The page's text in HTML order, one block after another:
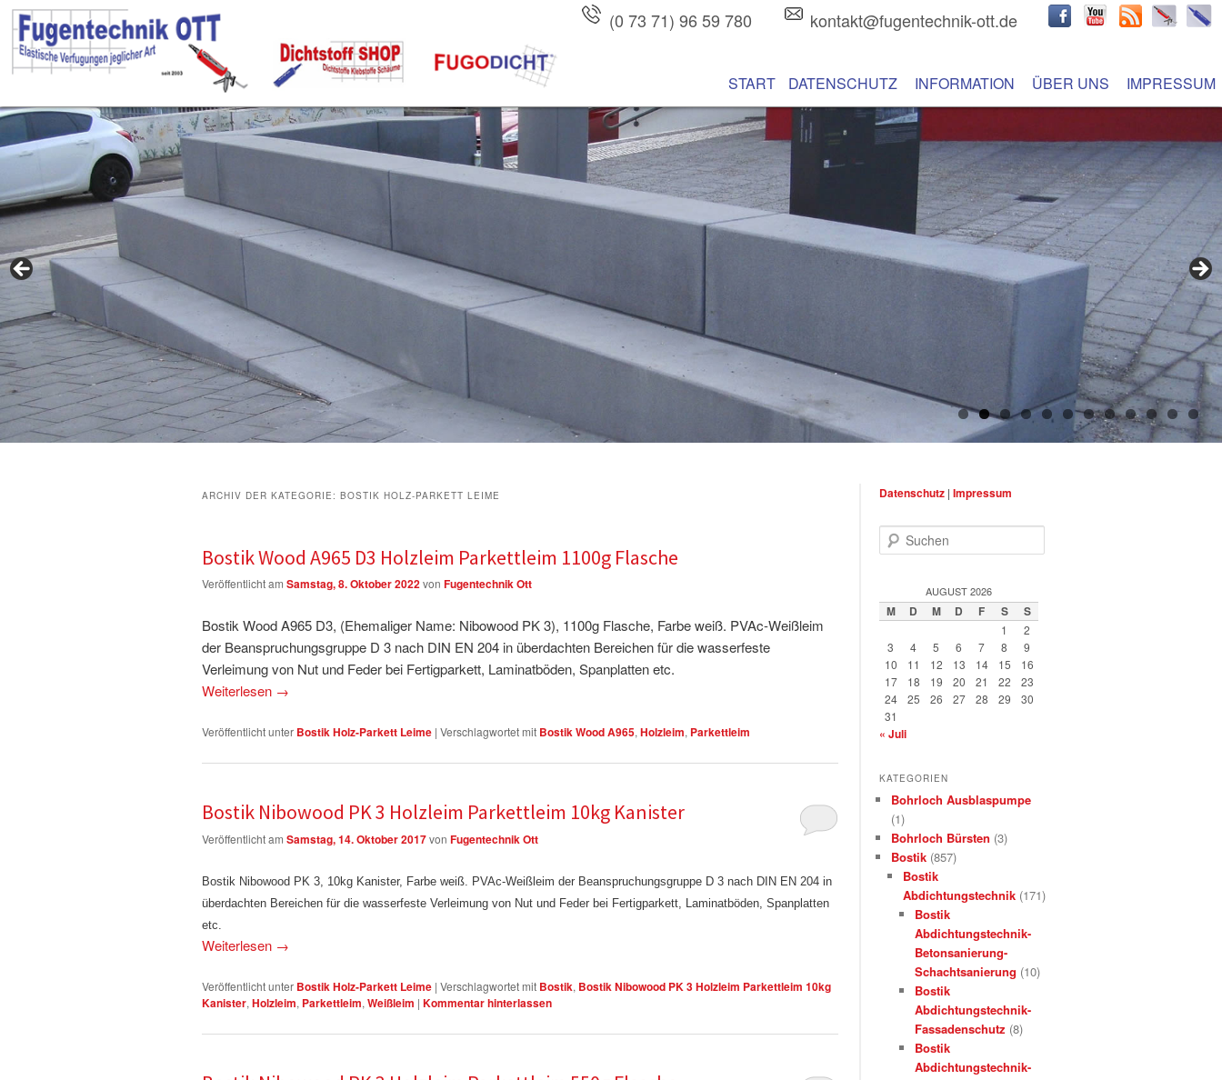
(0 73 71) 96 59 780 kontakt@fugentechnik-ott.de
Hauptmenü
Zum Inhalt wechseln
Zum sekundären Inhalt wechseln
START DATENSCHUTZ INFORMATION ÜBER UNS IMPRESSUM
ARCHIV DER KATEGORIE: BOSTIK HOLZ-PARKETT LEIME
Bostik Wood A965 D3 Holzleim Parkettleim 1100g Flasche
Veröffentlicht am Samstag, 8. Oktober 2022von Fugentechnik Ott
Bostik Wood A965 D3, (Ehemaliger Name: Nibowood PK 3), 1100g Flasche, Farbe weiß. PVAc-Weißleim
der Beanspruchungsgruppe D 3 nach DIN EN 204 in überdachten Bereichen für die wasserfeste
Verleimung von Nut und Feder bei Fertigparkett, Laminatböden, Spanplatten etc.
Weiterlesen →
Veröffentlicht unter Bostik Holz-Parkett Leime | Verschlagwortet mit Bostik Wood A965, Holzleim, Parkettleim
Bostik Nibowood PK 3 Holzleim Parkettleim 10kg Kanister
Veröffentlicht am Samstag, 14. Oktober 2017von Fugentechnik Ott
Bostik Nibowood PK 3, 10kg Kanister, Farbe weiß. PVAc-Weißleim der Beanspruchungsgruppe D 3 nach DIN EN 204 in
überdachten Bereichen für die wasserfeste Verleimung von Nut und Feder bei Fertigparkett, Laminatböden, Spanplatten
etc.
Weiterlesen →
Veröffentlicht unter Bostik Holz-Parkett Leime | Verschlagwortet mit Bostik, Bostik Nibowood PK 3 Holzleim Parkettleim 10kg
Kanister, Holzleim, Parkettleim, Weißleim | Kommentar hinterlassen
Datenschutz | Impressum
Suchen
AUGUST 2026
M D M D F S S
1
2
3
4 5 6 7 8
9
10
11 12 13 14 15
16
17
18 19 20 21 22
23
24
25 26 27 28 29
30
31
« Juli
KATEGORIEN
Bohrloch Ausblaspumpe
(1)
Bohrloch Bürsten (3)
Bostik (857)
Bostik
Abdichtungstechnik (171)
Bostik
Abdichtungstechnik-
Betonsanierung-
Schachtsanierung (10)
Bostik
Abdichtungstechnik-
Fassadenschutz (8)
Bostik
Abdichtungstechnik-